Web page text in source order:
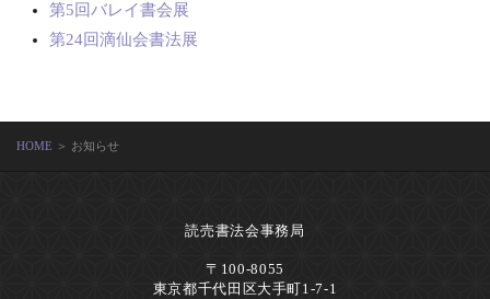
第5回バレイ書会展
第24回滴仙会書法展
HOME ＞ お知らせ
読売書法会事務局
〒100-8055
東京都千代田区大手町1-7-1